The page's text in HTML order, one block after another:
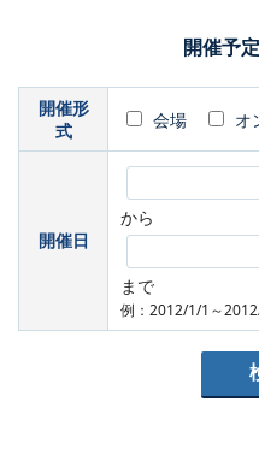
開催予
開催形
式
会場 オ
開催日
から
まで
例：2012/1/1～